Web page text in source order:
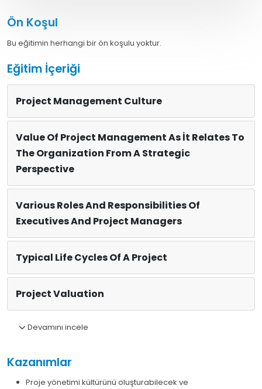
Ön Koşul
Bu eğitimin herhangi bir ön koşulu yoktur.
Eğitim İçeriği
Project Management Culture
Value Of Project Management As İt Relates To
The Organization From A Strategic
Perspective
Various Roles And Responsibilities Of
Executives And Project Managers
Typical Life Cycles Of A Project
Project Valuation
Devamını incele
Kazanımlar
Proje yönetimi kültürünü oluşturabilecek ve